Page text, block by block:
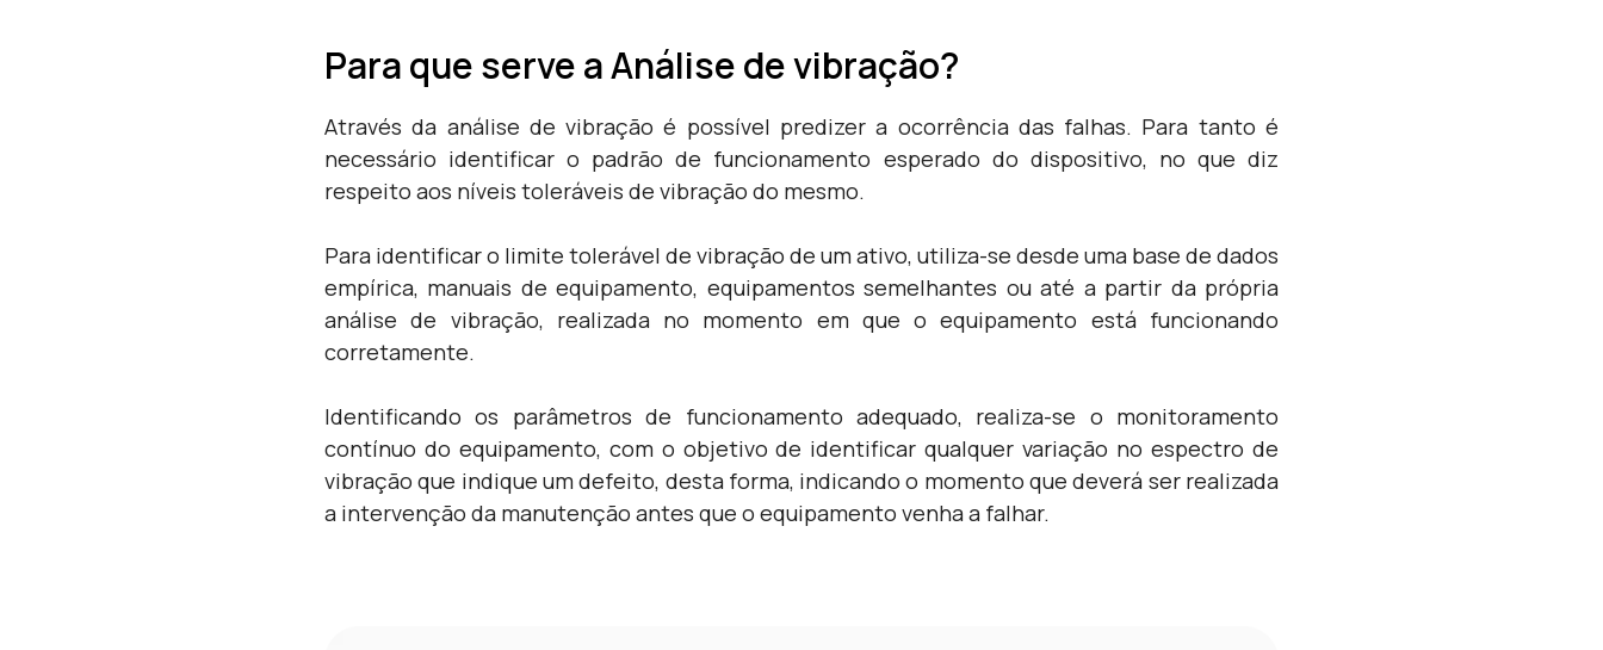
Para que serve a Análise de vibração?
Através da análise de vibração é possível predizer a ocorrência das falhas. Para tanto é
necessário identificar o padrão de funcionamento esperado do dispositivo, no que diz
respeito aos níveis toleráveis de vibração do mesmo.
Para identificar o limite tolerável de vibração de um ativo, utiliza-se desde uma base de dados
empírica, manuais de equipamento, equipamentos semelhantes ou até a partir da própria
análise de vibração, realizada no momento em que o equipamento está funcionando
corretamente.
Identificando os parâmetros de funcionamento adequado, realiza-se o monitoramento
contínuo do equipamento, com o objetivo de identificar qualquer variação no espectro de
vibração que indique um defeito, desta forma, indicando o momento que deverá ser realizada
a intervenção da manutenção antes que o equipamento venha a falhar.